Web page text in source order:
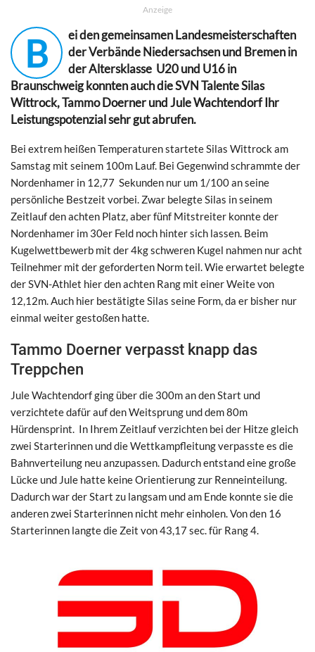
Anzeige
B
ei den gemeinsamen Landesmeisterschaften
der Verbände Niedersachsen und Bremen in
der Altersklasse U20 und U16 in
Braunschweig konnten auch die SVN Talente Silas
Wittrock, Tammo Doerner und Jule Wachtendorf Ihr
Leistungspotenzial sehr gut abrufen.
Bei extrem heißen Temperaturen startete Silas Wittrock am
Samstag mit seinem 100m Lauf. Bei Gegenwind schrammte der
Nordenhamer in 12,77 Sekunden nur um 1/100 an seine
persönliche Bestzeit vorbei. Zwar belegte Silas in seinem
Zeitlauf den achten Platz, aber fünf Mitstreiter konnte der
Nordenhamer im 30er Feld noch hinter sich lassen. Beim
Kugelwettbewerb mit der 4kg schweren Kugel nahmen nur acht
Teilnehmer mit der geforderten Norm teil. Wie erwartet belegte
der SVN-Athlet hier den achten Rang mit einer Weite von
12,12m. Auch hier bestätigte Silas seine Form, da er bisher nur
einmal weiter gestoßen hatte.
Tammo Doerner verpasst knapp das
Treppchen
Jule Wachtendorf ging über die 300m an den Start und
verzichtete dafür auf den Weitsprung und dem 80m
Hürdensprint. In Ihrem Zeitlauf verzichten bei der Hitze gleich
zwei Starterinnen und die Wettkampfleitung verpasste es die
Bahnverteilung neu anzupassen. Dadurch entstand eine große
Lücke und Jule hatte keine Orientierung zur Renneinteilung.
Dadurch war der Start zu langsam und am Ende konnte sie die
anderen zwei Starterinnen nicht mehr einholen. Von den 16
Starterinnen langte die Zeit von 43,17 sec. für Rang 4.